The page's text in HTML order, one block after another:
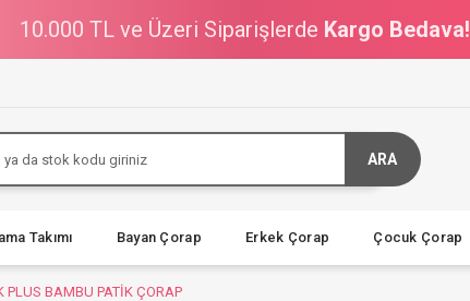
10.000 TL ve Üzeri Siparişlerde Kargo Bedava!
ARA
Takımı Bayan Çorap Erkek Çorap Çocuk Çorap
PLUS BAMBU PATİK ÇORAP